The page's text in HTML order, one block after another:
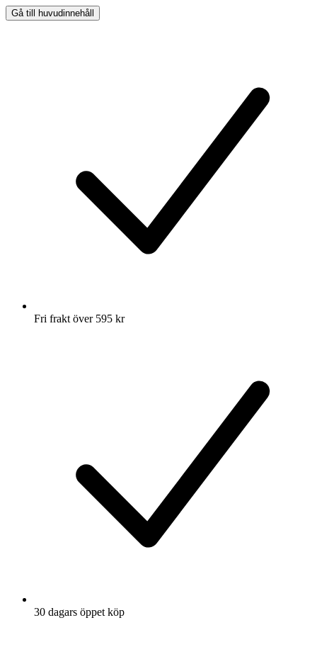
Gå till huvudinnehåll
Fri frakt över 595 kr
30 dagars öppet köp